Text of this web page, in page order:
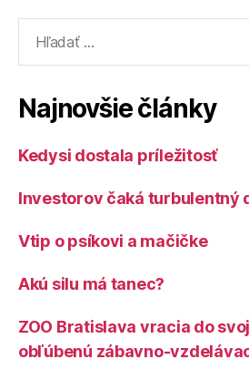
Najnovšie články
Kedysi dostala príležitosť
Investorov čaká turbulentný
Vtip o psíkovi a mačičke
Akú silu má tanec?
ZOO Bratislava vracia do
obľúbenú zábavno-